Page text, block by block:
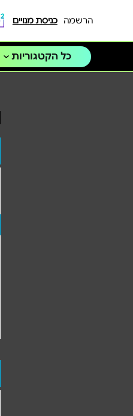
הרשמה כניסת מנויים
כל הקטגוריות